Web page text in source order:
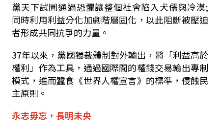
黨天下試圖通過恐懼讓整個社會陷入犬儒與冷漠;
同時利用利益分化加劇階層固化，以此阻斷被壓迫
者形成共同抗爭的力量。
37年以來，黨國獨裁體制對外輸出，將「利益高於
權利 」 作為工具， 通過國際間的權錢交易輸出專制
模式，進而蠶食《世界人權宣言》的標準，侵蝕民
主原則。
永志毋忘，長明未央